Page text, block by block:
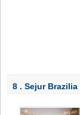
8 . Sejur Brazilia